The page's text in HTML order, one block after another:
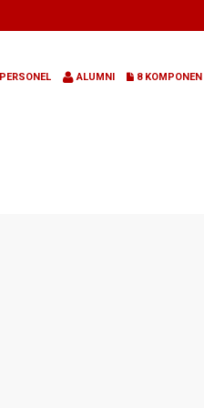
ALUMNI 8 KOMPONEN